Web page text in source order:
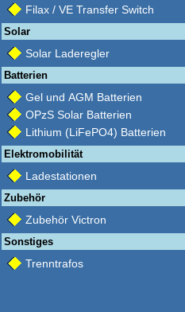
Filax / VE Transfer Switch
Solar
Solar Laderegler
Batterien
Gel und AGM Batterien
OPzS Solar Batterien
Lithium (LiFePO4) Batterien
Elektromobilität
Ladestationen
Zubehör
Zubehör Victron
Sonstiges
Trenntrafos